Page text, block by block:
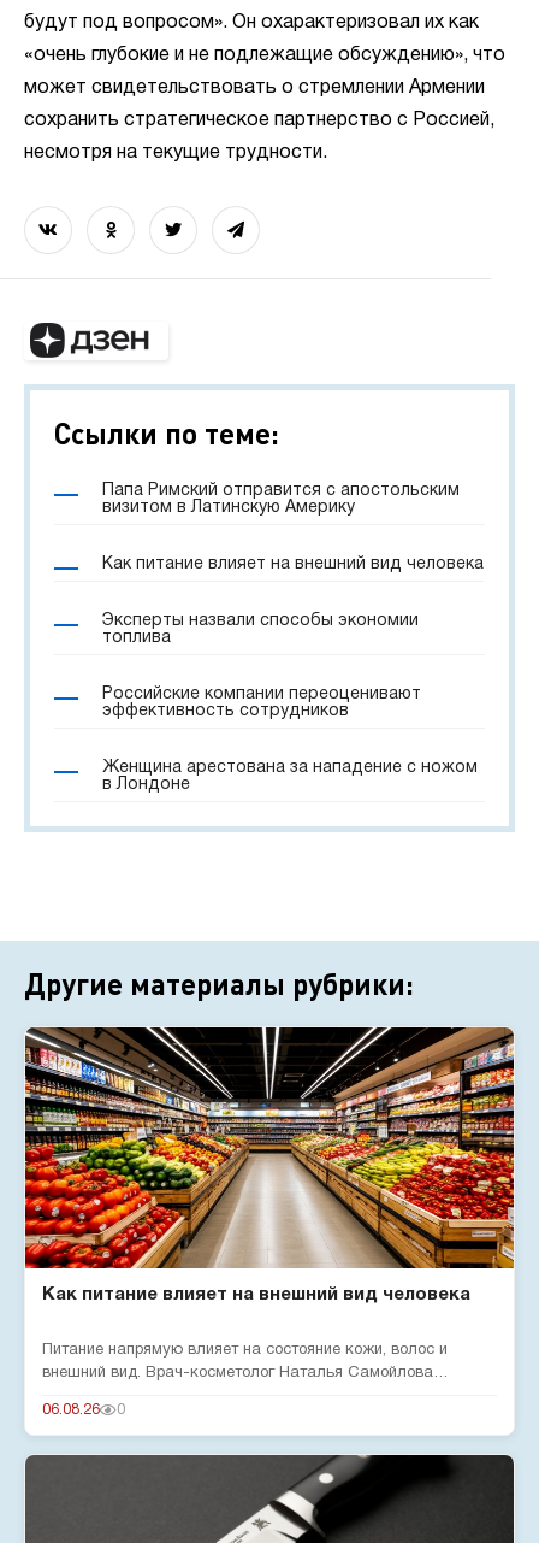
будут под вопросом». Он охарактеризовал их как
«очень глубокие и не подлежащие обсуждению», что
может свидетельствовать о стремлении Армении
сохранить стратегическое партнерство с Россией,
несмотря на текущие трудности.
Ссылки по теме:
Папа Римский отправится с апостольским
визитом в Латинскую Америку
Как питание влияет на внешний вид человека
Эксперты назвали способы экономии
топлива
Российские компании переоценивают
эффективность сотрудников
Женщина арестована за нападение с ножом
в Лондоне
Другие материалы рубрики:
Как питание влияет на внешний вид человека
Питание напрямую влияет на состояние кожи, волос и
внешний вид. Врач-косметолог Наталья Самойлова
06.08.26 0